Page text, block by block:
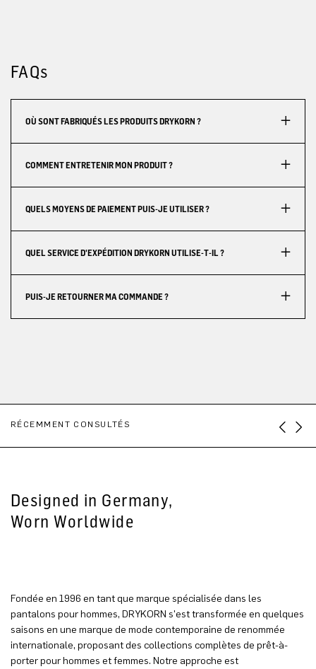
FAQs
OÙ SONT FABRIQUÉS LES PRODUITS DRYKORN ?
COMMENT ENTRETENIR MON PRODUIT ?
QUELS MOYENS DE PAIEMENT PUIS-JE UTILISER ?
QUEL SERVICE D'EXPÉDITION DRYKORN UTILISE-T-IL ?
PUIS-JE RETOURNER MA COMMANDE ?
RÉCEMMENT CONSULTÉS
Designed in Germany,
Worn Worldwide
Fondée en 1996 en tant que marque spécialisée dans les
pantalons pour hommes, DRYKORN s'est transformée en quelques
saisons en une marque de mode contemporaine de renommée
internationale, proposant des collections complètes de prêt-à-
porter pour hommes et femmes. Notre approche est